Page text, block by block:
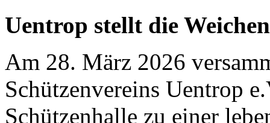
Uentrop stellt die
Am 28. März 2026
Schützenvereins Uentrop
Schützenhalle zu einer